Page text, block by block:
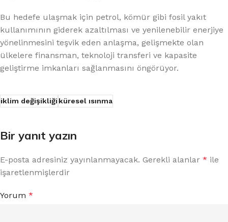
Bu hedefe ulaşmak için petrol, kömür gibi fosil yakıt
kullanımının giderek azaltılması ve yenilenebilir enerjiye
yönelinmesini teşvik eden anlaşma, gelişmekte olan
ülkelere finansman, teknoloji transferi ve kapasite
geliştirme imkanları sağlanmasını öngörüyor.
iklim değişikliğiküresel ısınma
Bir yanıt yazın
E-posta adresiniz yayınlanmayacak. Gerekli alanlar * ile
işaretlenmişlerdir
Yorum *